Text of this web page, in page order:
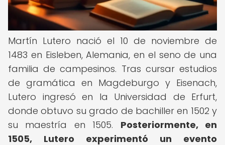
Martín Lutero nació el 10 de noviembre de
1483 en Eisleben, Alemania, en el seno de una
familia de campesinos. Tras cursar estudios
de gramática en Magdeburgo y Eisenach,
Lutero ingresó en la Universidad de Erfurt,
donde obtuvo su grado de bachiller en 1502 y
su maestría en 1505. Posteriormente, en
1505, Lutero experimentó un evento